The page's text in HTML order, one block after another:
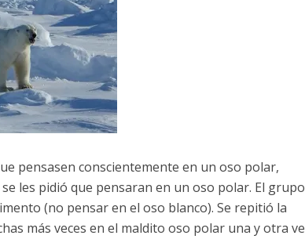
pensasen conscientemente en un oso polar,
les pidió que pensaran en un oso polar. El grupo
(no pensar en el oso blanco). Se repitió la
más veces en el maldito oso polar una y otra